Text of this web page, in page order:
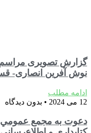
گزارش تصویری مراسم
نوش آفرین انصاری-
ادامه مطلب
12 می 2024
بدون دیدگاه
دعوت به مجمع عمومي